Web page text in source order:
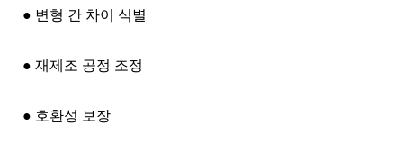
● 변형 간 차이 식별
● 재제조 공정 조정
● 호환성 보장